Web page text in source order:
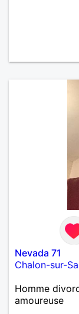
Nevada 71
Chalon-sur-
Homme
amoureuse